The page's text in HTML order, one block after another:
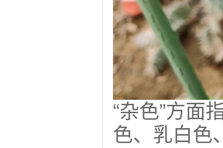
“杂色”方面
色、乳白色